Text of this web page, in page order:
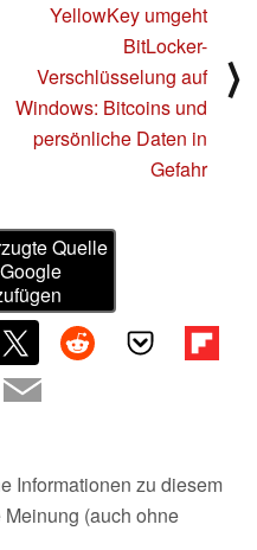
YellowKey umgeht
BitLocker-
Verschlüsselung auf
Windows: Bitcoins und
persönliche Daten in
Gefahr
⟩
Quelle
Informationen zu diesem
(auch ohne